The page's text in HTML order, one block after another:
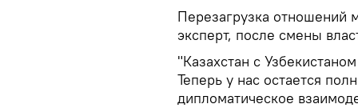
Перезагрузка отношений
эксперт, после смены
"Казахстан с
Теперь у нас остается
дипломатическое